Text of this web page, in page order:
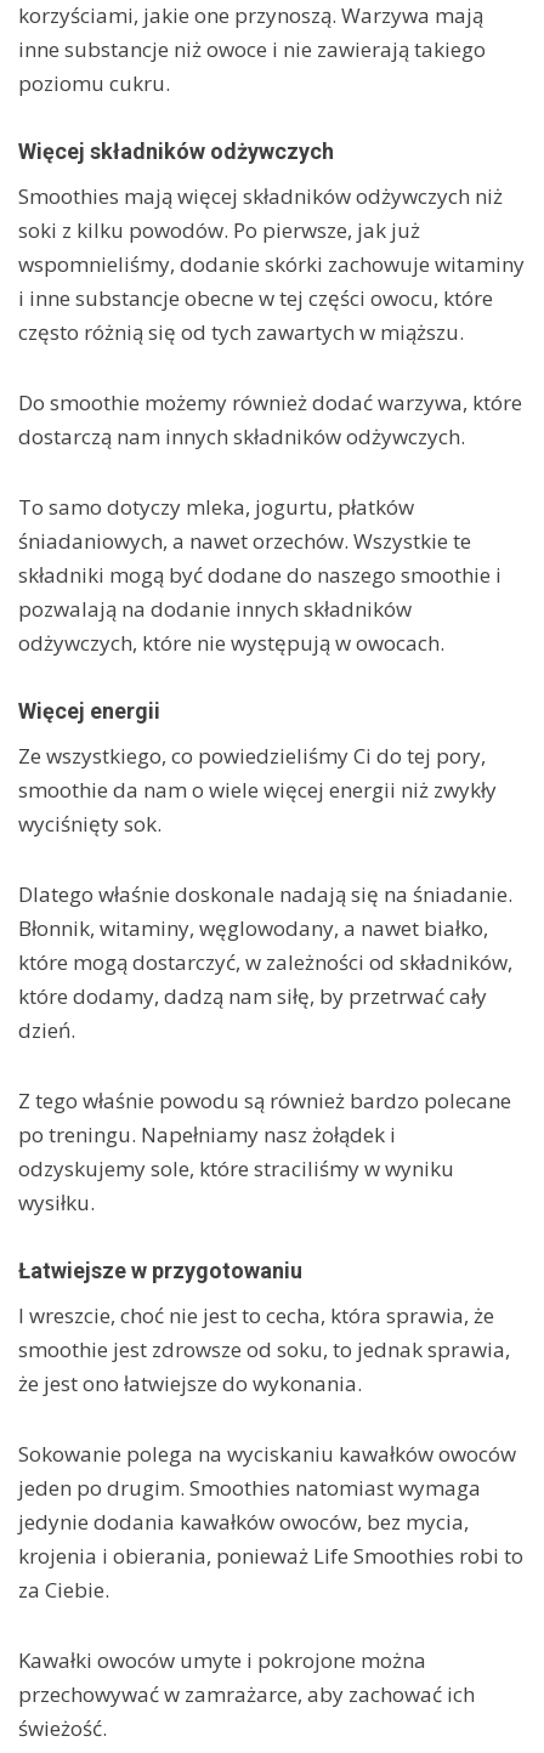
korzyściami, jakie one przynoszą. Warzywa mają
inne substancje niż owoce i nie zawierają takiego
poziomu cukru.
Więcej składników odżywczych
Smoothies mają więcej składników odżywczych niż
soki z kilku powodów. Po pierwsze, jak już
wspomnieliśmy, dodanie skórki zachowuje witaminy
i inne substancje obecne w tej części owocu, które
często różnią się od tych zawartych w miąższu.
Do smoothie możemy również dodać warzywa, które
dostarczą nam innych składników odżywczych.
To samo dotyczy mleka, jogurtu, płatków
śniadaniowych, a nawet orzechów. Wszystkie te
składniki mogą być dodane do naszego smoothie i
pozwalają na dodanie innych składników
odżywczych, które nie występują w owocach.
Więcej energii
Ze wszystkiego, co powiedzieliśmy Ci do tej pory,
smoothie da nam o wiele więcej energii niż zwykły
wyciśnięty sok.
Dlatego właśnie doskonale nadają się na śniadanie.
Błonnik, witaminy, węglowodany, a nawet białko,
które mogą dostarczyć, w zależności od składników,
które dodamy, dadzą nam siłę, by przetrwać cały
dzień.
Z tego właśnie powodu są również bardzo polecane
po treningu. Napełniamy nasz żołądek i
odzyskujemy sole, które straciliśmy w wyniku
wysiłku.
Łatwiejsze w przygotowaniu
I wreszcie, choć nie jest to cecha, która sprawia, że
smoothie jest zdrowsze od soku, to jednak sprawia,
że jest ono łatwiejsze do wykonania.
Sokowanie polega na wyciskaniu kawałków owoców
jeden po drugim. Smoothies natomiast wymaga
jedynie dodania kawałków owoców, bez mycia,
krojenia i obierania, ponieważ Life Smoothies robi to
za Ciebie.
Kawałki owoców umyte i pokrojone można
przechowywać w zamrażarce, aby zachować ich
świeżość.